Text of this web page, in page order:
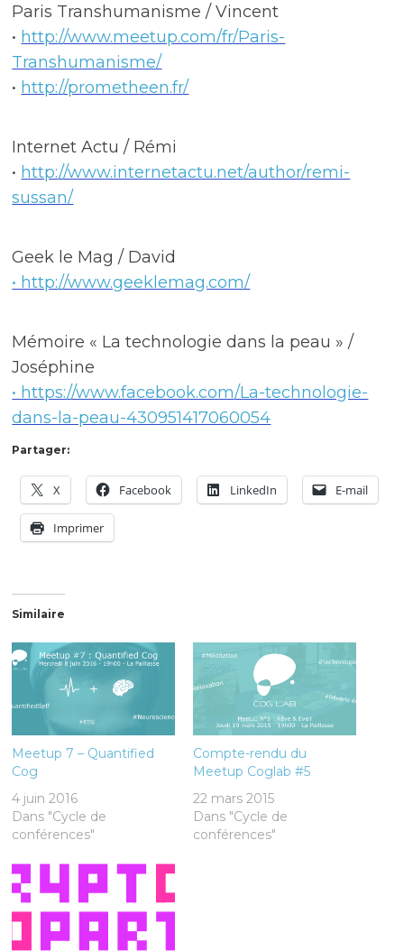
Paris Transhumanisme / Vincent
• http://www.meetup.com/fr/Paris-
Transhumanisme/
• http://prometheen.fr/
Internet Actu / Rémi
• http://www.internetactu.net/author/remi-
sussan/
Geek le Mag / David
• http://www.geeklemag.com/
Mémoire « La technologie dans la peau » /
Joséphine
• https://www.facebook.com/La-technologie-
dans-la-peau-430951417060054
Partager:
X Facebook LinkedIn E-mail
Imprimer
Similaire
Meetup 7 – Quantified
Cog
4 juin 2016
Dans "Cycle de
conférences"
Compte-rendu du
Meetup Coglab #5
22 mars 2015
Dans "Cycle de
conférences"